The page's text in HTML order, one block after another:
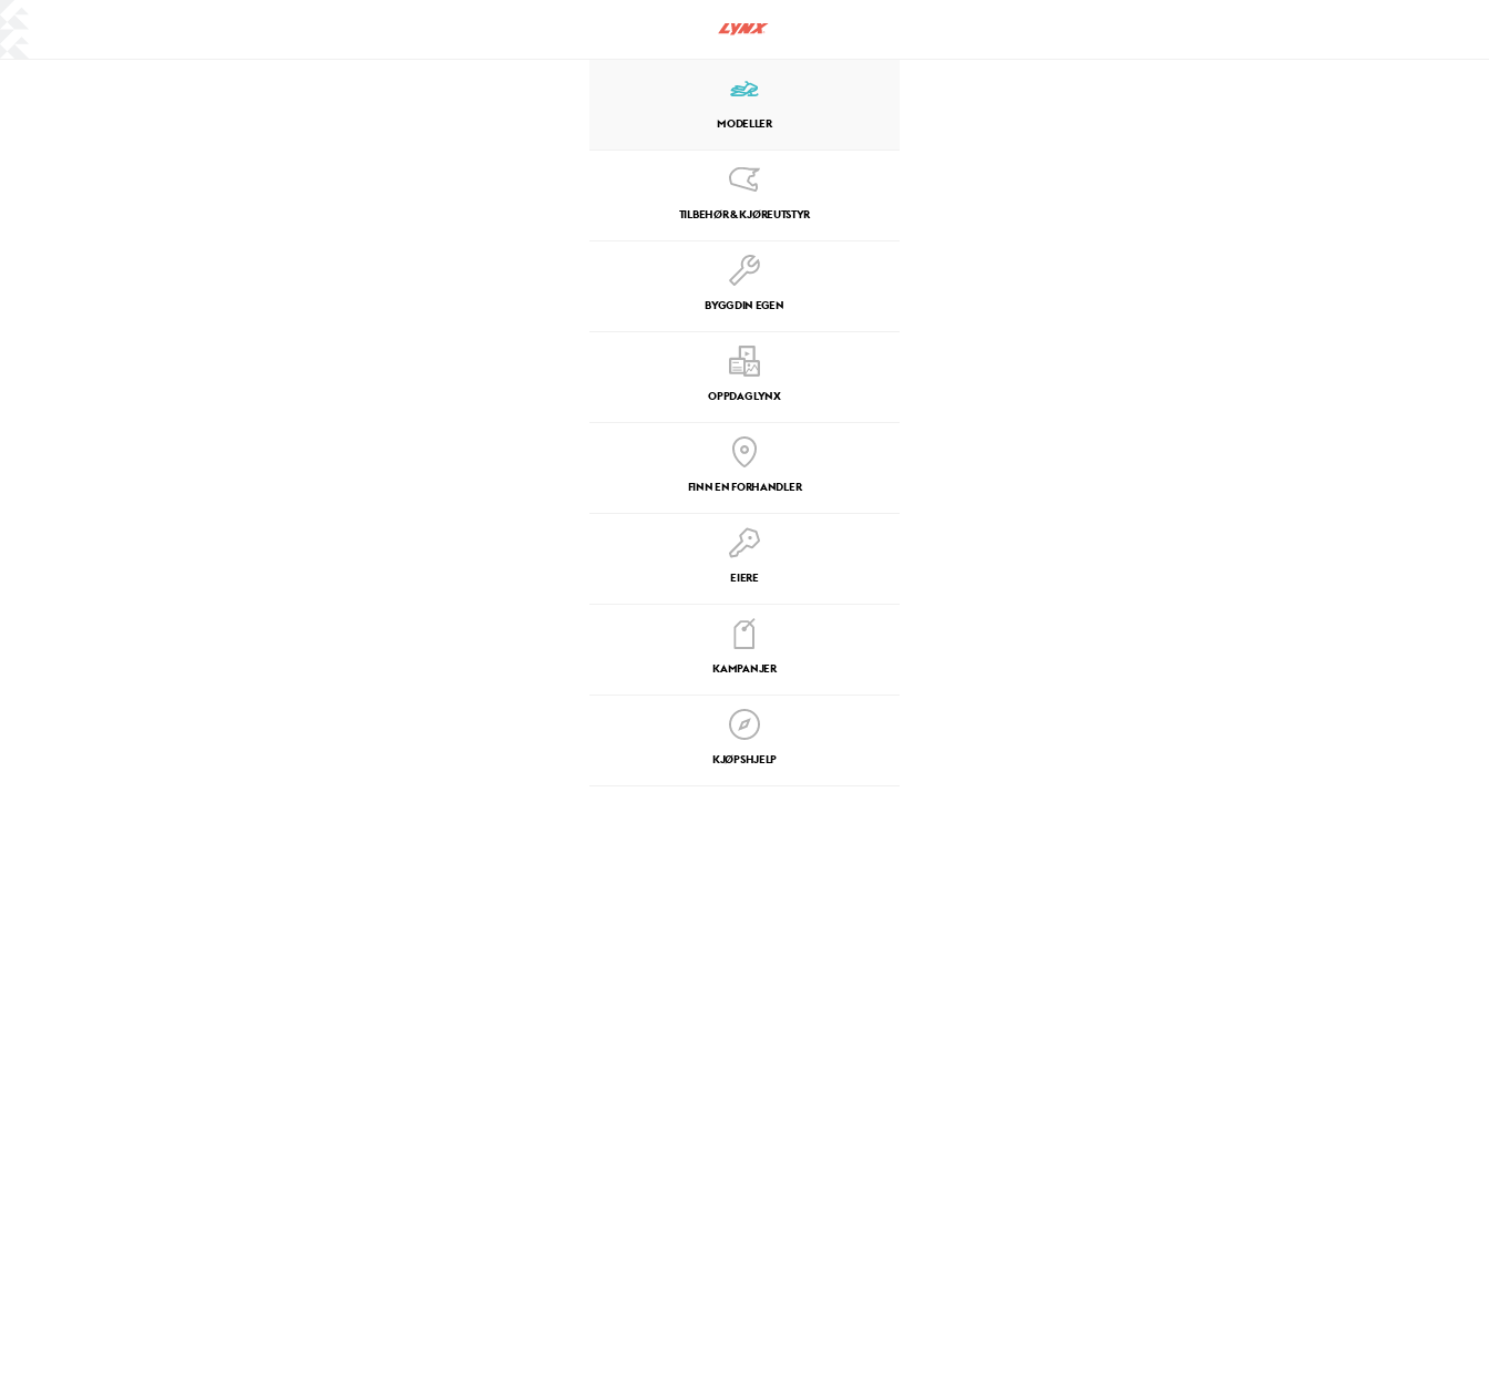
MODELLER
TILBEHØR & KJØREUTSTYR
BYGG DIN EGEN
OPPDAG LYNX
FINN EN FORHANDLER
EIERE
KAMPANJER
KJØPSHJELP